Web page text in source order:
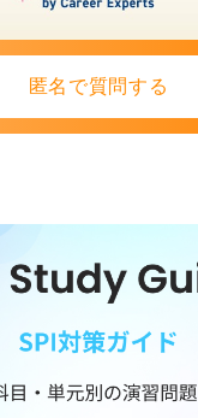
匿名で質問する